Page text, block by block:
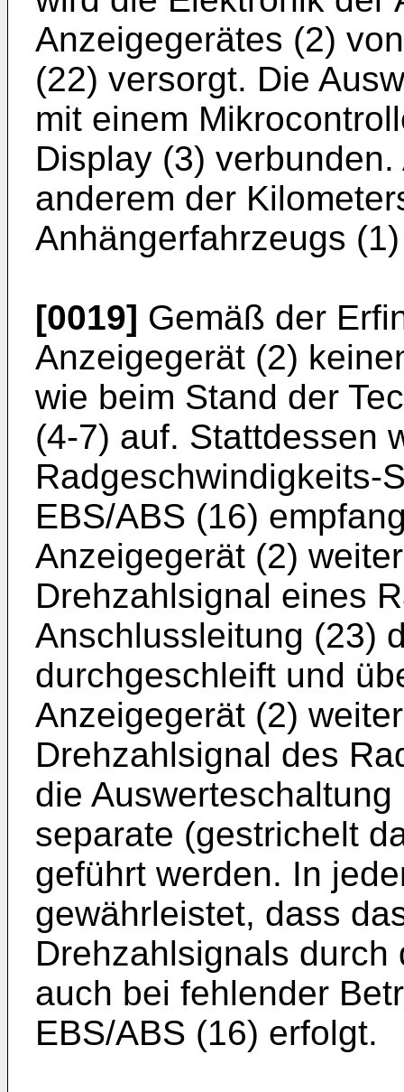
Anzeigegerätes (2)
(22) versorgt. Die
mit einem
Display (3)
anderem der
Anhängerfahrzeugs
[0019] Gemäß der
Anzeigegerät (2)
wie beim Stand der
(4-7) auf. Stattdessen
Radgeschwindigkeits-
EBS/ABS (16)
Anzeigegerät (2)
Drehzahlsignal eines
Anschlussleitung (23)
durchgeschleift und
Anzeigegerät (2)
Drehzahlsignal des
die
separate (gestrichelt
geführt werden. In
gewährleistet, dass
Drehzahlsignals
auch bei fehlender
EBS/ABS (16) erfolgt.